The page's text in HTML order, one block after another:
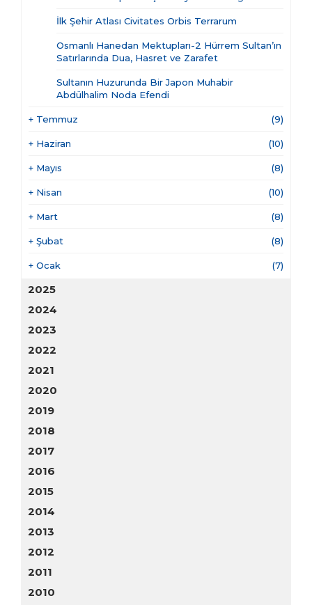
İlk Şehir Atlası Civitates Orbis Terrarum
Osmanlı Hanedan Mektupları-2 Hürrem Sultan’ın
Satırlarında Dua, Hasret ve Zarafet
Sultanın Huzurunda Bir Japon Muhabir
Abdülhalim Noda Efendi
+ Temmuz (9)
+ Haziran (10)
+ Mayıs (8)
+ Nisan (10)
+ Mart (8)
+ Şubat (8)
+ Ocak (7)
2025
2024
2023
2022
2021
2020
2019
2018
2017
2016
2015
2014
2013
2012
2011
2010